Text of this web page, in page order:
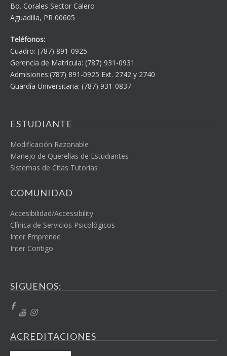
Bo. Corales Sector Calero
Aguadilla, PR 00605
Teléfonos:
Cuadro: (787) 891-0925
Gerencia de Matrícula: (787) 931-0931
Admisiones:(787) 891-0925 Ext. 2742 y 2740
Guardía Universitaria: (787) 931-0837
ESTUDIANTE
Modificación Razonable
Manejo de Querellas de Estudiantes
Sistemas de Citas Tutorías
COMUNIDAD
Accesibilidad/Accessibility
Clínica de Servicios Psicológicos
Inter Emprende
Inter Contigo
SÍGUENOS:
ACREDITACIONES